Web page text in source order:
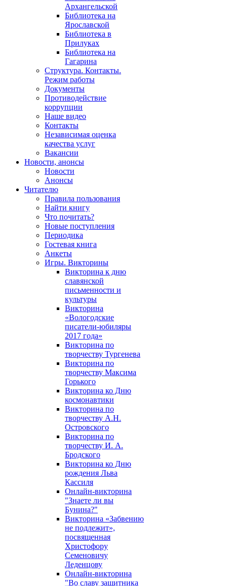
Архангельской
Библиотека на
Ярославской
Библиотека в
Прилуках
Библиотека на
Гагарина
Структура. Контакты.
Режим работы
Документы
Противодействие
коррупции
Наше видео
Контакты
Независимая оценка
качества услуг
Вакансии
Новости, анонсы
Новости
Анонсы
Читателю
Правила пользования
Найти книгу
Что почитать?
Новые поступления
Периодика
Гостевая книга
Анкеты
Игры. Викторины
Викторина к дню
славянской
письменности и
культуры
Викторина
«Вологодские
писатели-юбиляры
2017 года»
Викторина по
творчеству Тургенева
Викторина по
творчеству Максима
Горького
Викторина ко Дню
космонавтики
Викторина по
творчеству А.Н.
Островского
Викторина по
творчеству И. А.
Бродского
Викторина ко Дню
рождения Льва
Кассиля
Онлайн-викторина
"Знаете ли вы
Бунина?"
Викторина «Забвению
не подлежит»,
посвященная
Христофору
Семеновичу
Леденцову
Онлайн-викторина
"Во славу защитника